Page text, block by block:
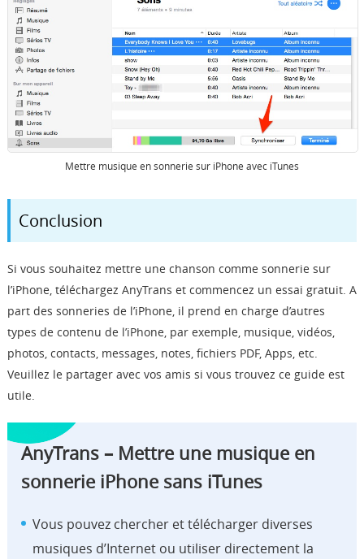
Mettre musique en sonnerie sur iPhone avec iTunes
Conclusion
Si vous souhaitez mettre une chanson comme sonnerie sur
l’iPhone, téléchargez AnyTrans et commencez un essai gratuit. A
part des sonneries de l’iPhone, il prend en charge d’autres
types de contenu de l’iPhone, par exemple, musique, vidéos,
photos, contacts, messages, notes, fichiers PDF, Apps, etc.
Veuillez le partager avec vos amis si vous trouvez ce guide est
utile.
AnyTrans – Mettre une musique en
sonnerie iPhone sans iTunes
Vous pouvez chercher et télécharger diverses
musiques d’Internet ou utiliser directement la